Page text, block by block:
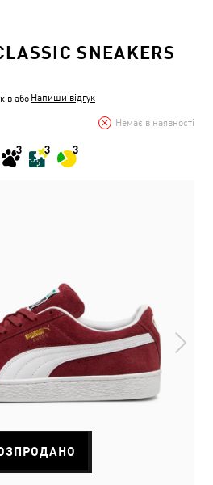
SNEAKERS
або Напиши відгук
Немає в наявності